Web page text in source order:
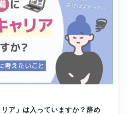
ア」は入っていますか？辞め